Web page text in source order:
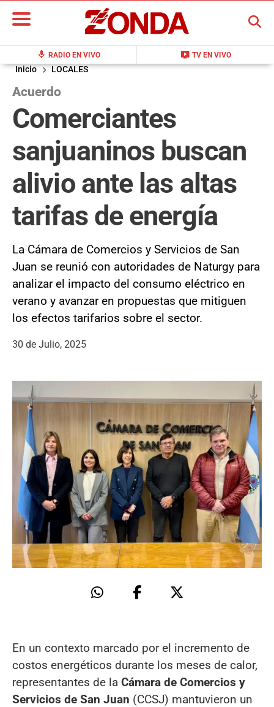
mic RADIO EN VIVO live_tv TV EN VIVO
BUSCAR
Inicio LOCALES
Acuerdo
Comerciantes
sanjuaninos buscan
alivio ante las altas
tarifas de energía
La Cámara de Comercios y Servicios de San
Juan se reunió con autoridades de Naturgy para
analizar el impacto del consumo eléctrico en
verano y avanzar en propuestas que mitiguen
los efectos tarifarios sobre el sector.
30 de Julio, 2025
En un contexto marcado por el incremento de
costos energéticos durante los meses de calor,
representantes de la Cámara de Comercios y
Servicios de San Juan (CCSJ) mantuvieron un